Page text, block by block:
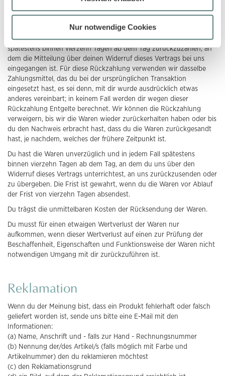
Nur notwendige Cookies
die wir von dir erhalten haben, einschließlich der Lieferkosten (mit
Ausnahme der zusätzlichen Kosten, die sich daraus ergeben, dass
du eine andere Art der Lieferung als die von uns angebotene,
günstigste Standardlieferung gewählt hast), unverzüglich und
spätestens binnen vierzehn Tagen ab dem Tag zurückzuzahlen, an
dem die Mitteilung über deinen Widerruf dieses Vertrags bei uns
eingegangen ist. Für diese Rückzahlung verwenden wir dasselbe
Zahlungsmittel, das du bei der ursprünglichen Transaktion
eingesetzt hast, es sei denn, mit dir wurde ausdrücklich etwas
anderes vereinbart; in keinem Fall werden dir wegen dieser
Rückzahlung Entgelte berechnet. Wir können die Rückzahlung
verweigern, bis wir die Waren wieder zurückerhalten haben oder bis
du den Nachweis erbracht hast, dass du die Waren zurückgesandt
hast, je nachdem, welches der frühere Zeitpunkt ist.
Du hast die Waren unverzüglich und in jedem Fall spätestens
binnen vierzehn Tagen ab dem Tag, an dem du uns über den
Widerruf dieses Vertrags unterrichtest, an uns zurückzusenden oder
zu übergeben. Die Frist ist gewahrt, wenn du die Waren vor Ablauf
der Frist von vierzehn Tagen absendest.
Du trägst die unmittelbaren Kosten der Rücksendung der Waren.
Du musst für einen etwaigen Wertverlust der Waren nur
aufkommen, wenn dieser Wertverlust auf einen zur Prüfung der
Beschaffenheit, Eigenschaften und Funktionsweise der Waren nicht
notwendigen Umgang mit dir zurückzuführen ist.
Reklamation
Wenn du der Meinung bist, dass ein Produkt fehlerhaft oder falsch
geliefert worden ist, sende uns bitte eine E-Mail mit den
Informationen:
(a) Name, Anschrift und - falls zur Hand - Rechnungsnummer
(b) Nennung der/des Artikel/s (falls möglich mit Farbe und
Artikelnummer) den du reklamieren möchtest
(c) den Reklamationsgrund